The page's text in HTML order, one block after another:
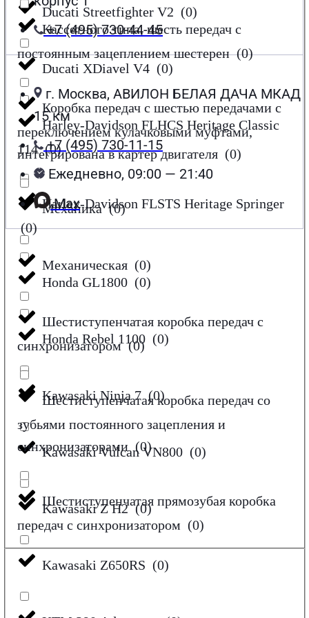
Ducati Streetfighter V2 (0)
Ducati XDiavel V4 (0)
Harley-Davidson FLHCS Heritage Classic
114 (0)
Harley-Davidson FLSTS Heritage Springer
(0)
Honda GL1800 (0)
Honda Rebel 1100 (0)
Kawasaki Ninja 7 (0)
Kawasaki Vulcan VN800 (0)
Kawasaki Z H2 (0)
Kawasaki Z650RS (0)
Кассетного типа, шесть передач с
постоянным зацеплением шестерен (0)
Коробка передач с шестью передачами с
переключением кулачковыми муфтами,
интегрирована в картер двигателя (0)
Механика (0)
Механическая (0)
Шестиступенчатая коробка передач с
синхронизатором (0)
Шестиступенчатая коробка передач со
зубьями постоянного зацепления и
синхронизаторами (0)
Шестиступенчатая прямозубая коробка
передач с синхронизатором (0)
+7 (495) 730-44-45
г. Москва, АВИЛОН БЕЛАЯ ДАЧА МКАД
15 км
+7 (495) 730-11-15
Ежедневно, 09:00 — 21:40
Max